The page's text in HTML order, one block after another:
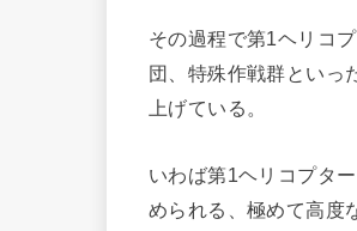
その過程で第1ヘリコ
団、特殊作戦群といっ
上げている。
いわば第1ヘリコプタ
められる、極めて高度